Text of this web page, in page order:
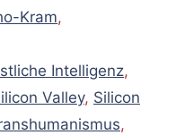
Kram,
Intelligenz,
Valley, Silicon
,